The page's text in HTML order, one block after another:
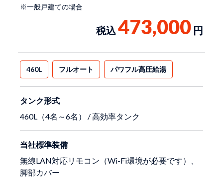
※一般戸建ての場合
税込473,000 円
460L フルオート パワフル高圧給湯
タンク形式
460L（4名～6名） / 高効率タンク
当社標準装備
無線LAN対応リモコン（Wi-Fi環境が必要です）、
脚部カバー